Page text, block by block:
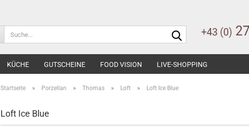
Suche...
KÜCHE GUTSCHEINE FOOD VISION LIVE-SHOPPING
Startseite » Porzellan » Thomas » Loft » Loft Ice Blue
Loft Ice Blue